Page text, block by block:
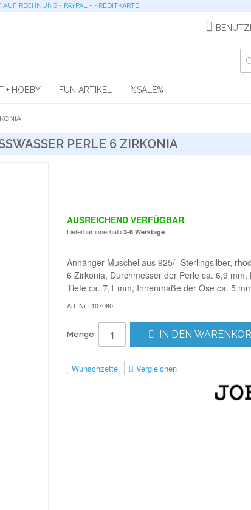
AUF RECHNUNG - PAYPAL - KREDITKARTE
+ HOBBY FUN ARTIKEL %SALE%
PERLE 6 ZIRKONIA
AUSREICHEND VERFÜGBAR
Lieferbar innerhalb 3-6 Werktage
Anhänger Muschel aus 925/- Sterlingsilber,
6 Zirkonia, Durchmesser der Perle ca. 6,9
Tiefe ca. 7,1 mm, Innenmaße der Öse ca. 5
Art. Nr.: 107080
Menge IN DEN
Wunschzettel Vergleichen